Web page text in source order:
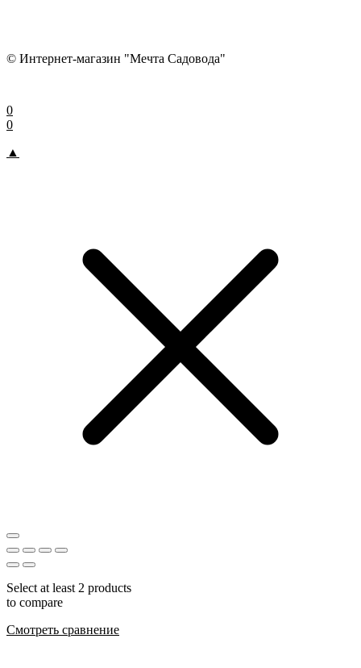
© Интернет-магазин "Мечта Садовода"
0
0
▲
Select at least 2 products
to compare
Смотреть сравнение